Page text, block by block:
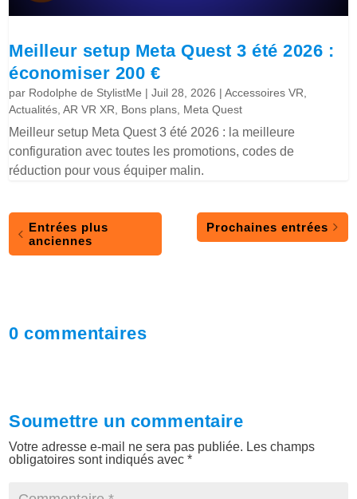
Meilleur setup Meta Quest 3 été 2026 :
économiser 200 €
par Rodolphe de StylistMe |Juil 28, 2026 |Accessoires VR
Actualités ,AR VR XR Bons plans Meta Quest
Meilleur setup Meta Quest 3 été 2026 : la meilleure
configuration avec toutes les promotions, codes de
réduction pour vous équiper malin.
Entrées plus
anciennes
Prochaines entrées
0 commentaires
Soumettre un commentaire
Votre adresse e-mail ne sera pas publiée. Les champs
obligatoires sont indiqués avec*